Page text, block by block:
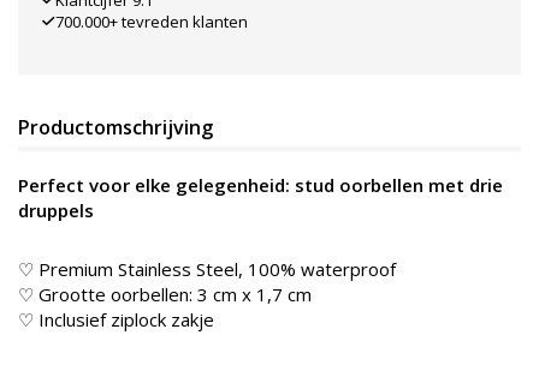
700.000+ tevreden klanten
Productomschrijving
Perfect voor elke gelegenheid: stud oorbellen met drie
druppels
♡ Premium Stainless Steel, 100% waterproof
♡ Grootte oorbellen: 3 cm x 1,7 cm
♡ Inclusief ziplock zakje